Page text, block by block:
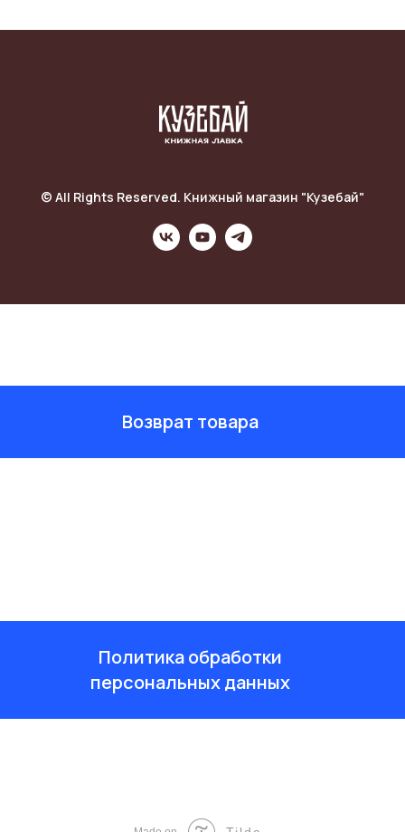
© All Rights Reserved. Книжный магазин "Кузебай"
Возврат товара
Политика обработки
персональных данных